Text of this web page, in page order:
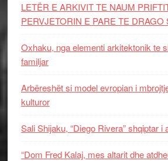
LETËR E ARKIVIT TE NAUM
PERVJETORIN E PARE TE DRAGO
Oxhaku, nga elementi arkitektonik te
familjar
Arbëreshët si model evropian i
kulturor
Sali Shijaku, “Diego Rivera” shqiptar i
“Dom Fred Kalaj, mes altarit dhe